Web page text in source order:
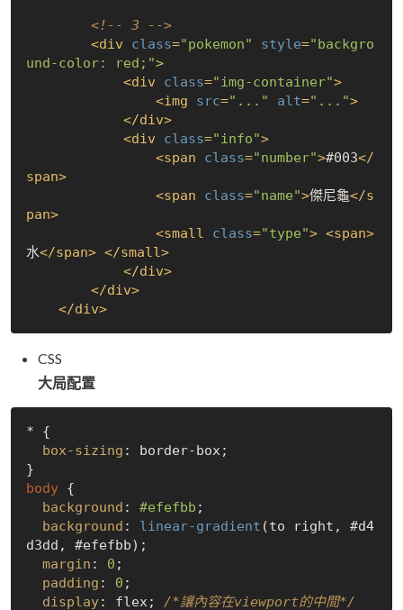
<!-- 3 -->
<div class="pokemon" style="backgro
und-color: red;">
<div class="img-container">
<img src="..." alt="...">
</div>
<div class="info">
<span class="number">#003</
span>
<span class="name">傑尼龜</s
pan>
<small class="type"> <span>
水</span> </small>
</div>
</div>
</div>
CSS
大局配置
* {
box-sizing : border-box;
body {
background : #efefbb ;
background : linear-gradient (to right, #d4
d3dd, #efefbb);
margin : 0 ;
padding : 0 ;
display: flex; /*讓內容在viewport的中間*/